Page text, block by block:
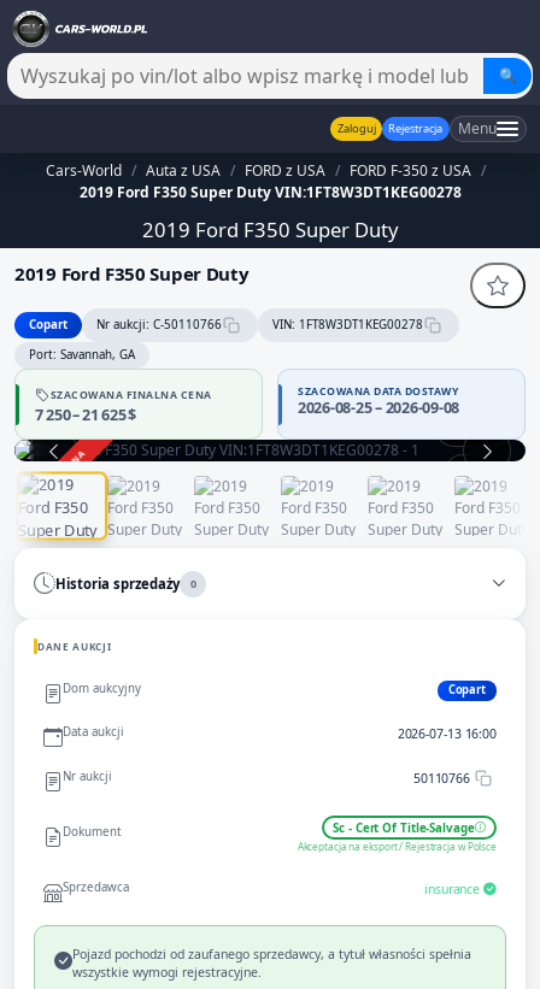
🔍
Zaloguj Rejestracja Menu
Cars-World / Auta z USA / FORD z USA / FORD F-350 z USA /
2019 Ford F350 Super Duty VIN:1FT8W3DT1KEG00278
2019 Ford F350 Super Duty
2019 Ford F350 Super Duty
Copart Nr aukcji: C-50110766
VIN: 1FT8W3DT1KEG00278
Port: Savannah, GA
SZACOWANA FINALNA CENA
7 250 – 21 625 $
SZACOWANA DATA DOSTAWY
2026-08-25 – 2026-09-08
ZAKOŃCZONA
Historia sprzedaży 0
DANE AUKCJI
Dom aukcyjny Copart
Data aukcji 2026-07-13 16:00
Nr aukcji 50110766
Dokument Sc - Cert Of Title-Salvage
Akceptacja na eksport / Rejestracja w Polsce
Sprzedawca insurance
Pojazd pochodzi od zaufanego sprzedawcy, a tytuł własności spełnia
wszystkie wymogi rejestracyjne.